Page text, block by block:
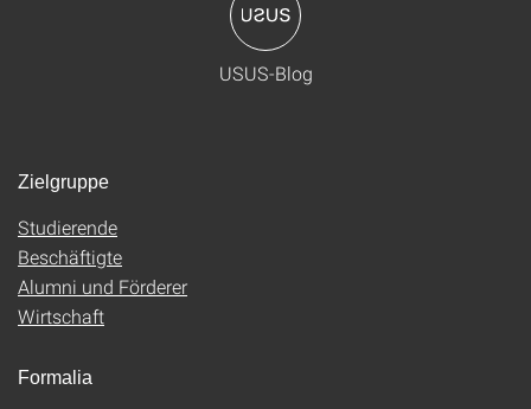
USUS-Blog
Zielgruppe
Studierende
Beschäftigte
Alumni und Förderer
Wirtschaft
Formalia